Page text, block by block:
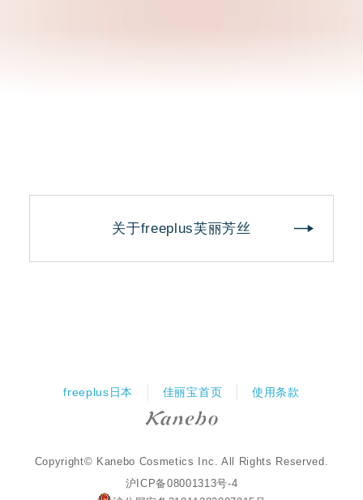
关于freeplus芙丽芳丝
freeplus日本 佳丽宝首页 使用条款
Copyright© Kanebo Cosmetics Inc. All Rights Reserved.
沪ICP备08001313号-4